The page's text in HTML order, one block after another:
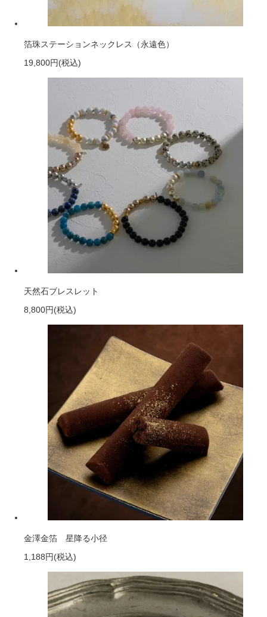
箔珠ステーションネックレス（永遠色）
19,800円(税込)
天然石ブレスレット
8,800円(税込)
金澤金箔 星降る小径
1,188円(税込)